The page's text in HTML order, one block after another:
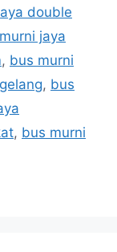
double
jaya
, bus murni
, bus
, bus murni